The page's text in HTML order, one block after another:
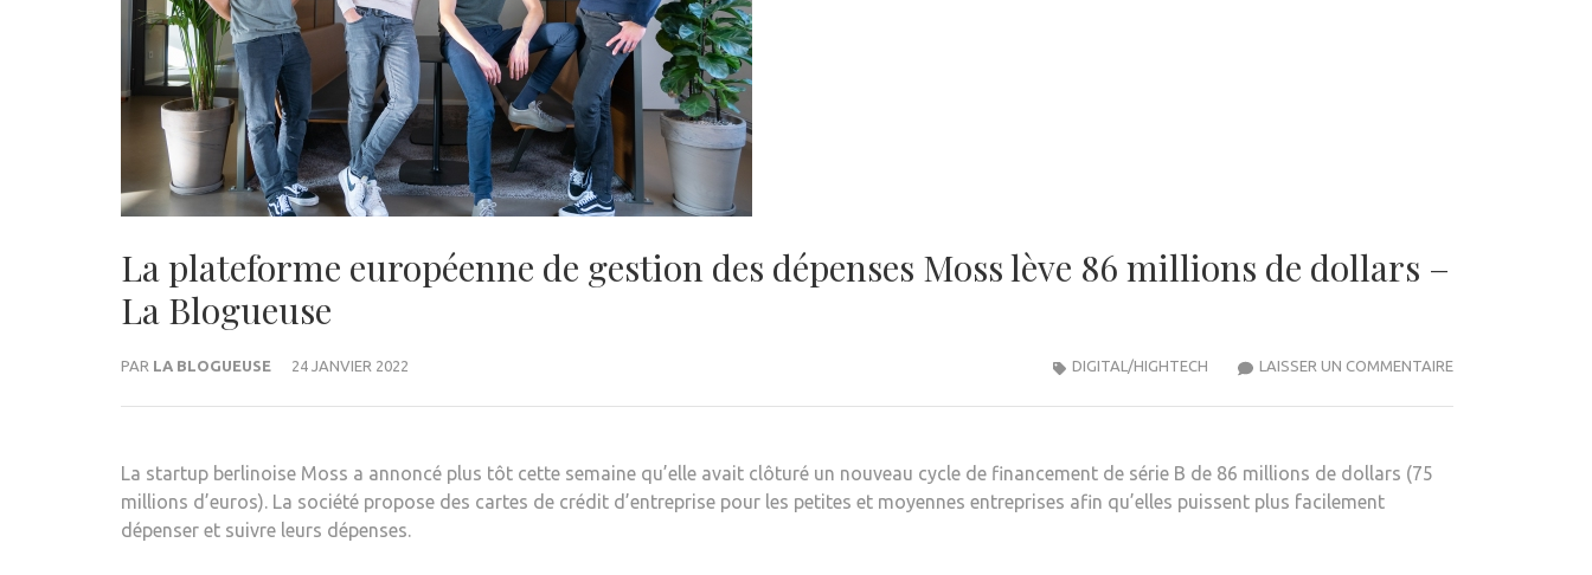
La plateforme européenne de gestion des dépenses Moss lève 86 millions de dollars –
La Blogueuse
PAR LA BLOGUEUSE 24 JANVIER 2022 LAISSER UN COMMENTAIRELA
DIGITAL/HIGHTECH
La startup berlinoise Moss a annoncé plus tôt cette semaine qu’elle avait clôturé un nouveau cycle de financement de série B de 86 millions de dollars (75
millions d’euros). La société propose des cartes de crédit d’entreprise pour les petites et moyennes entreprises afin qu’elles puissent plus facilement
dépenser et suivre leurs dépenses.